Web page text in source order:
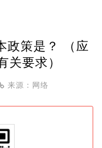
政策是？ （应
关要求）
来源：网络